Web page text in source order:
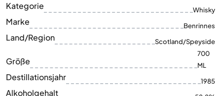
Kategorie Whisky
Marke Benrinnes
Land/Region Scotland/Speyside
Größe
700
ML
Destillationsjahr 1985
Alkoholgehalt